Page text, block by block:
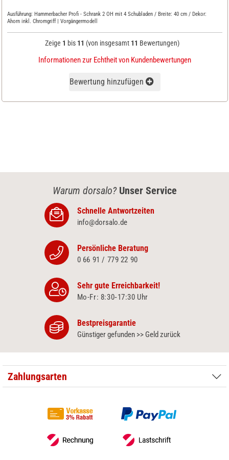
Ausführung: Hammerbacher Profi - Schrank 2 OH mit 4 Schubladen / Breite: 40 cm / Dekor:
Ahorn inkl. Chromgriff | Vorgängermodell
Zeige 1 bis 11 (von insgesamt 11 Bewertungen)
Informationen zur Echtheit von Kundenbewertungen
Bewertung hinzufügen
Warum dorsalo? Unser Service
Schnelle Antwortzeiten
info@dorsalo.de
Persönliche Beratung
0 66 91 / 779 22 90
Sehr gute Erreichbarkeit!
Mo-Fr: 8:30‑17:30 Uhr
Bestpreisgarantie
Günstiger gefunden >> Geld zurück
Zahlungsarten